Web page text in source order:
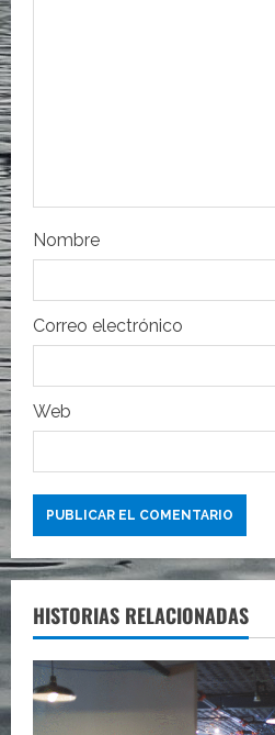
t
a
a
s
Nombre
Correo electrónico
Web
HISTORIAS RELACIONADAS